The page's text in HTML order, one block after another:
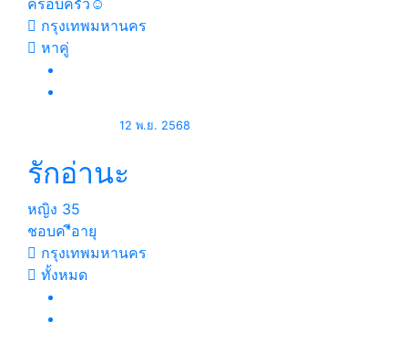
ครอบครัว☺️
กรุงเทพมหานคร
หาคู่
12 พ.ย. 2568
รักอ่านะ
หญิง 35
ชอบค*ีอายุ
กรุงเทพมหานคร
ทั้งหมด